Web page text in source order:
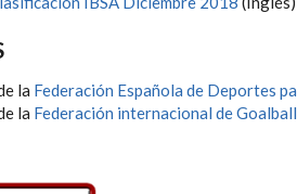
la Federación Española de Deportes
la Federación internacional de Goalball